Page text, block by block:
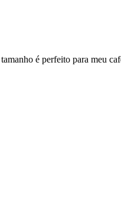
é perfeito para meu